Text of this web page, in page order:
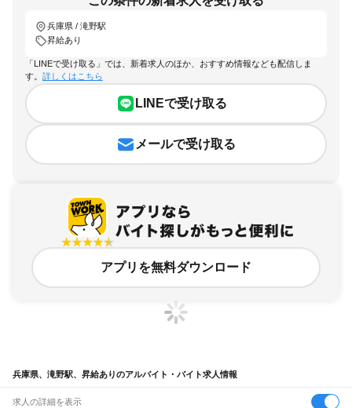
兵庫県 / 滝野駅
昇給あり
「LINEで受け取る」では、新着求人のほか、おすすめ情報なども配信しま
す。 詳しくはこちら
LINEで受け取る
メールで受け取る
アプリを無料ダウンロード
兵庫県、滝野駅、昇給ありのアルバイト・バイト求人情報
求人の詳細を表示